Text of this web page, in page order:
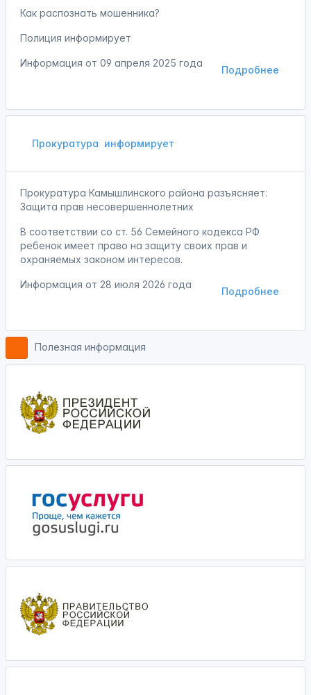
Как распознать мошенника?
Полиция информирует
Подробнее
Информация от 09 апреля 2025 года
Прокуратура информирует
Прокуратура Камышлинского района разъясняет:
Защита прав несовершеннолетних
В соответствии со ст. 56 Семейного кодекса РФ
ребенок имеет право на защиту своих прав и
охраняемых законом интересов.
Подробнее
Информация от 28 июля 2026 года
Полезная информация